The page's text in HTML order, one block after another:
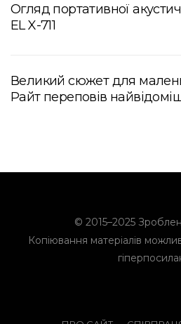
Огляд портативної
EL X-711
Великий сюжет для
Райт переповів
© 2015–2025
Копіювання матеріалів